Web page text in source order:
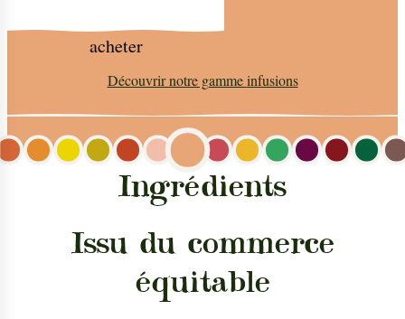
acheter
Découvrir notre gammeinfusions
Ingrédients
Issu du commerce
équitable